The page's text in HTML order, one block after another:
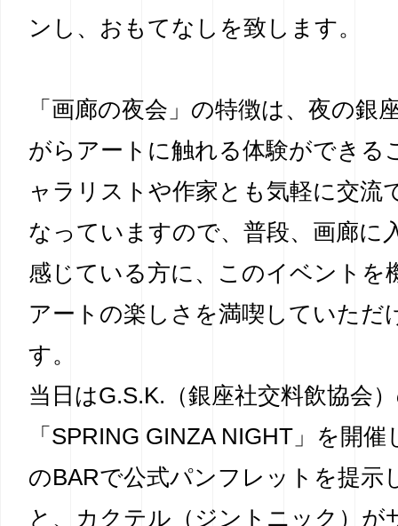
ンし、おもてなしを致します。
「画廊の夜会」の特徴は、夜の銀
がらアートに触れる体験ができる
ャラリストや作家とも気軽に交流
なっていますので、普段、画廊に
感じている方に、このイベントを
アートの楽しさを満喫していただ
す。
当日はG.S.K.（銀座社交料飲協会
「SPRING GINZA NIGHT」を開
のBARで公式パンフレットを提示
と、カクテル（ジントニック）が